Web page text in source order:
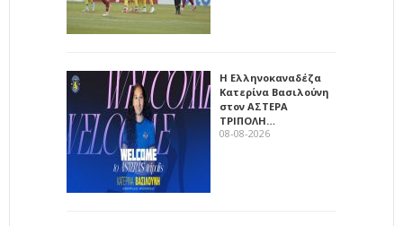
Η Ελληνοκαναδέζα
Κατερίνα Βασιλούνη
στον ΑΣΤΕΡΑ
ΤΡΙΠΟΛΗ…
08-08-2026